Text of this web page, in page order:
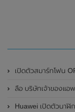
เปิดตัวสมาร์ทโฟน OPPO K12 อย่างเป็นทางการในประเทศจีนแล้
ลือ บริษัทเจ้าของแอ
Huawei เปิดตัวนาฬิกา Huawei Watch